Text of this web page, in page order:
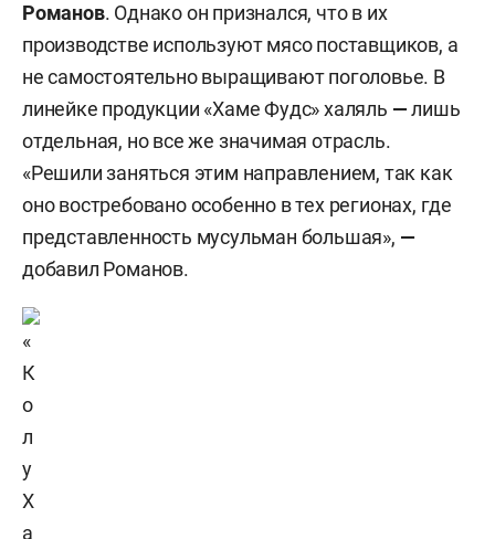
Романов. Однако он признался, что в их
производстве используют мясо поставщиков, а
не самостоятельно выращивают поголовье. В
линейке продукции «Хаме Фудс» халяль —лишь
отдельная, но все же значимая отрасль.
«Решили заняться этим направлением, так как
оно востребовано особенно в тех регионах, где
представленность мусульман большая», —
добавил Романов.